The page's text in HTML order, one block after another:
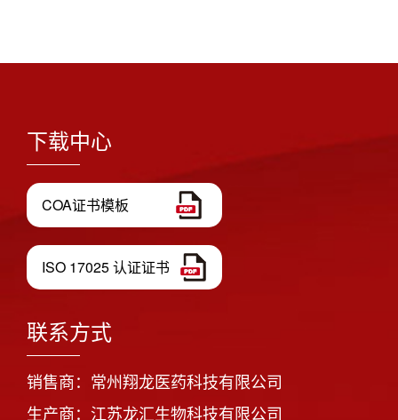
下载中心
COA证书模板
ISO 17025 认证证书
联系方式
销售商：常州翔龙医药科技有限公司
生产商：江苏龙汇生物科技有限公司